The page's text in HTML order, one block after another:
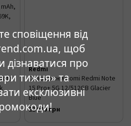
сповіщення від
щоб
про
тижня» та
ексклюзивні
Redmi
Смартфон Xiaomi Redmi Note
15 Pro+ 5G 12/512GB Glacier
Blue
22 999 грн